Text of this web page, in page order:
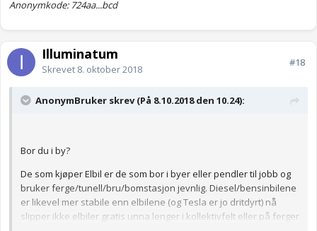
Anonymkode: 724aa...bcd
Illuminatum
Skrevet 8. oktober 2018
#18
AnonymBruker skrev (På 8.10.2018 den 10.24):
Bor du i by?
De som kjøper Elbil er de som bor i byer eller pendler til jobb og
bruker ferge/tunell/bru/bomstasjon jevnlig. Diesel/bensinbilene
er likevel mer stabile enn elbilene (og Tesla er jo dritdyrt) nå
slipper ikke elbiler gratis unna lenger i kollektivfelt eller på ferger